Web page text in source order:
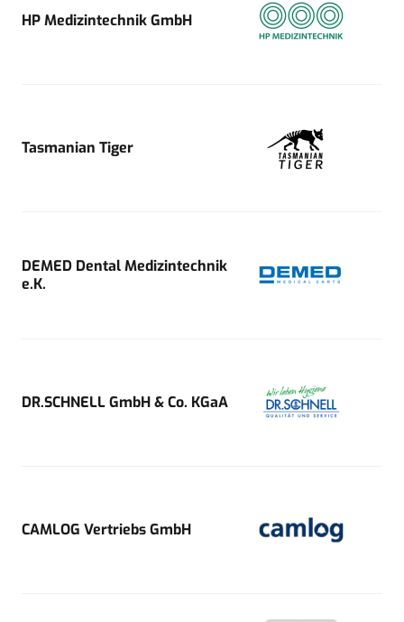
HP Medizintechnik GmbH
Tasmanian Tiger
DEMED Dental Medizintechnik
e.K.
DR.SCHNELL GmbH & Co. KGaA
CAMLOG Vertriebs GmbH